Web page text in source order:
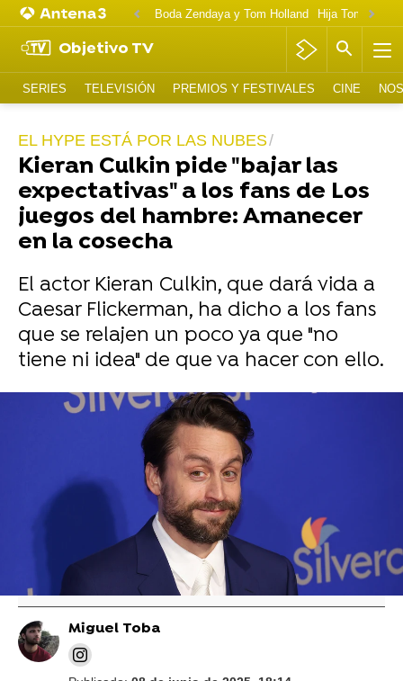
Boda Zendaya y Tom Holland Hija Tom
Objetivo TV
SERIES TELEVISIÓN PREMIOS Y FESTIVALES CINE
EL HYPE ESTÁ POR LAS NUBES
Kieran Culkin pide "bajar las
expectativas" a los fans de Los
juegos del hambre: Amanecer
en la cosecha
El actor Kieran Culkin, que dará vida a
Caesar Flickerman, ha dicho a los fans
que se relajen un poco ya que "no
tiene ni idea" de que va hacer con ello.
Primer vistazo a Los Juegos del Hambre:
Amanecer en la cosecha, la nueva película
con Haymitch
Miguel Toba